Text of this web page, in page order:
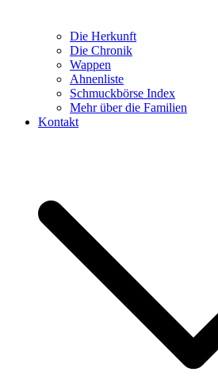
Die Herkunft
Die Chronik
Wappen
Ahnenliste
Schmuckbörse Index
Mehr über die Familien
Kontakt